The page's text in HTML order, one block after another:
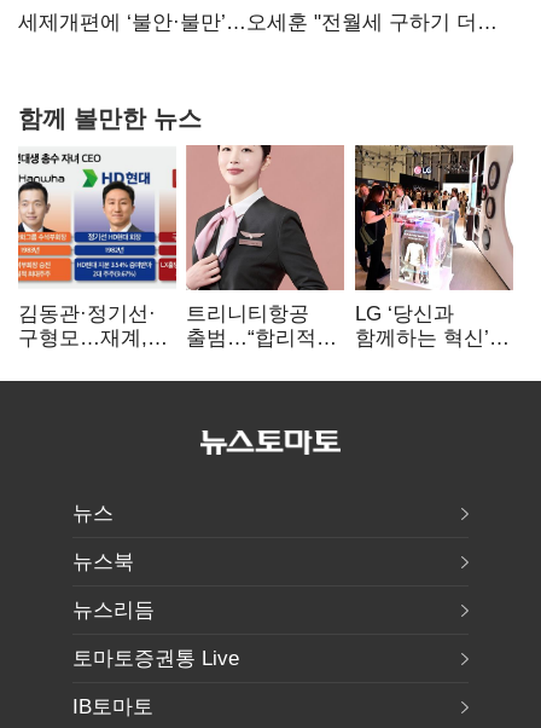
대전’
세제개편에 ‘불안·불만’…오세훈 "전월세 구하기 더
함께 볼만한 뉴스
김동관·정기선·
구형모…재계,
전성시대
트리니티항공
출범…“합리적
서비스로 승부”
LG ‘당신과
함께하는 혁신’…
홈’ 비전 공개
뉴스
뉴스북
뉴스리듬
토마토증권통 Live
IB토마토